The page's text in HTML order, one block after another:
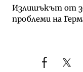
Излишъкът от
проблеми на
facebook